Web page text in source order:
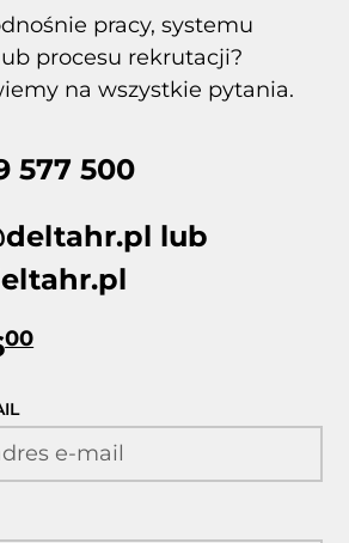
pracy, systemu
procesu rekrutacji?
na wszystkie pytania.
577 500
lub
00